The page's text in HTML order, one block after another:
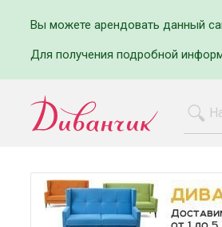
Вы можете арендовать данный
Для получения подробной